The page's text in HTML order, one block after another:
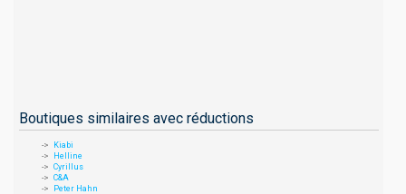
Boutiques similaires avec réductions
Kiabi
Helline
Cyrillus
C&A
Peter Hahn